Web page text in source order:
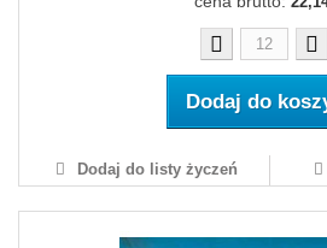
Dodaj do
Dodaj do listy życzeń